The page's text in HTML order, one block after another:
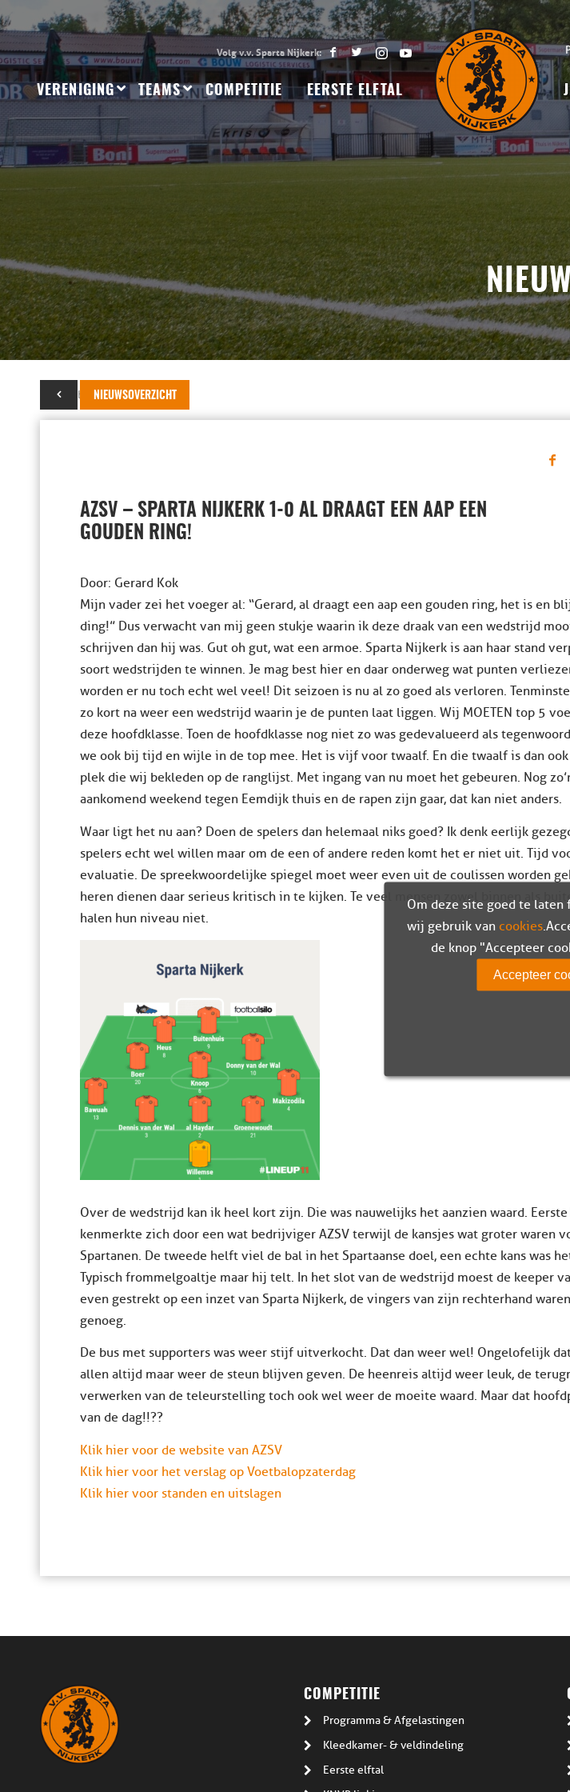
VERENIGING TEAMS COMPETITIE EERSTE ELFTAL
NIEUWSOVERZICHT
14 oktober 2017
AZSV – SPARTA NIJKERK 1-0 AL DRAAGT EEN AAP EEN
GOUDEN RING!
Door: Gerard Kok
Mijn vader zei het voeger al: “Gerard, al draagt een aap een gouden ring, het is en
ding!” Dus verwacht van mij geen stukje waarin ik deze draak van een wedstrijd
schrijven dan hij was. Gut oh gut, wat een armoe. Sparta Nijkerk is aan haar stand
soort wedstrijden te winnen. Je mag best hier en daar onderweg wat punten
worden er nu toch echt wel veel! Dit seizoen is nu al zo goed als verloren.
zo kort na weer een wedstrijd waarin je de punten laat liggen. Wij MOETEN top 5
deze hoofdklasse. Toen de hoofdklasse nog niet zo was gedevalueerd als
we ook bij tijd en wijle in de top mee. Het is vijf voor twaalf. En die twaalf is dan
plek die wij bekleden op de ranglijst. Met ingang van nu moet het gebeuren. Nog
aankomend weekend tegen Eemdijk thuis en de rapen zijn gaar, dat kan niet anders.
Waar ligt het nu aan? Doen de spelers dan helemaal niks goed? Ik denk eerlijk
spelers echt wel willen maar om de een of andere reden komt het er niet uit. Tijd
evaluatie. De spreekwoordelijke spiegel moet weer even uit de coulissen worden
heren dienen daar serieus kritisch in te kijken. Te veel mensen zowel binnen als
halen hun niveau niet.
Over de wedstrijd kan ik heel kort zijn. Die was nauwelijks het aanzien waard.
kenmerkte zich door een wat bedrijviger AZSV terwijl de kansjes wat groter waren
Spartanen. De tweede helft viel de bal in het Spartaanse doel, een echte kans was
Typisch frommelgoaltje maar hij telt. In het slot van de wedstrijd moest de keeper
even gestrekt op een inzet van Sparta Nijkerk, de vingers van zijn rechterhand
genoeg.
De bus met supporters was weer stijf uitverkocht. Dat dan weer wel! Ongelofelijk
allen altijd maar weer de steun blijven geven. De heenreis altijd weer leuk, de
verwerken van de teleurstelling toch ook wel weer de moeite waard. Maar dat
van de dag!!??
Klik hier voor de website van AZSV
Klik hier voor het verslag op Voetbalopzaterdag
Klik hier voor standen en uitslagen
COMPETITIE
Programma & Afgelastingen
Kleedkamer- & veldindeling
Eerste elftal
Om deze site goed te laten
wij gebruik van cookies.
de knop "Accepteer
Accepteer